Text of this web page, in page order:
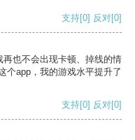
支持[0] 反对[0]
也不会出现卡顿、掉线的情
个app，我的游戏水平提升了
支持[0] 反对[0]